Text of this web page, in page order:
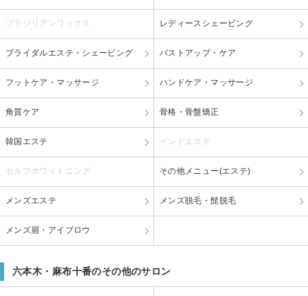
ブラジリアンワックス レディースシェービング
ブライダルエステ・シェービング バストアップ・ケア
フットケア・マッサージ ハンドケア・マッサージ
角質ケア 骨格・骨盤矯正
韓国エステ インドエステ
セルフホワイトニング その他メニュー(エステ)
メンズエステ メンズ脱毛・髭脱毛
メンズ眉・アイブロウ
六本木・麻布十番のその他のサロン